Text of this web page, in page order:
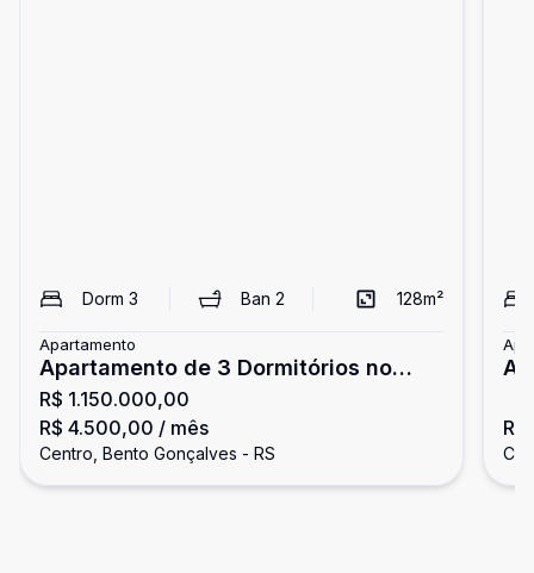
Dorm 3 Ban2 128m²
Apartamento
Apartamento de 3 Dormitórios no
Centro
R$ 1.150.000,00
R$ 4.500,00 / mês
Centro, Bento Gonçalves - RS